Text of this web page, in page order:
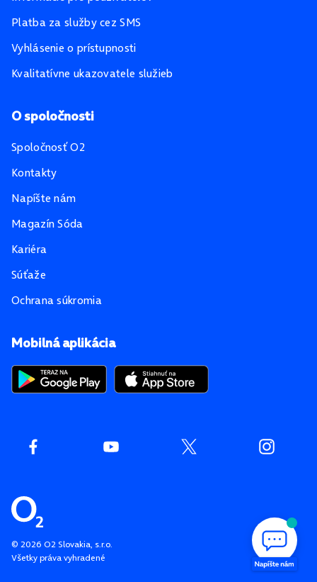
© 2026 O2 Slovakia, s.r.o.
Všetky práva vyhradené
Mobilná aplikácia
Platba za služby cez SMS
Vyhlásenie o prístupnosti
Kvalitatívne ukazovatele služieb
O spoločnosti
Spoločnosť O2
Kontakty
Napíšte nám
Magazín Sóda
Kariéra
Súťaže
Ochrana súkromia